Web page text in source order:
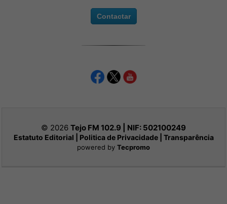
Contactar
© 2026 Tejo FM 102.9 | NIF: 502100249
Estatuto Editorial Politica de Privacidade| Transparência
powered by Tecpromo